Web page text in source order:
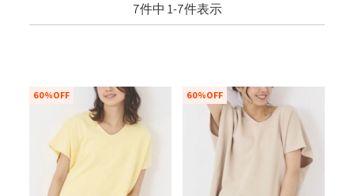
7件中 1-7件表示
60%OFF 60%OFF